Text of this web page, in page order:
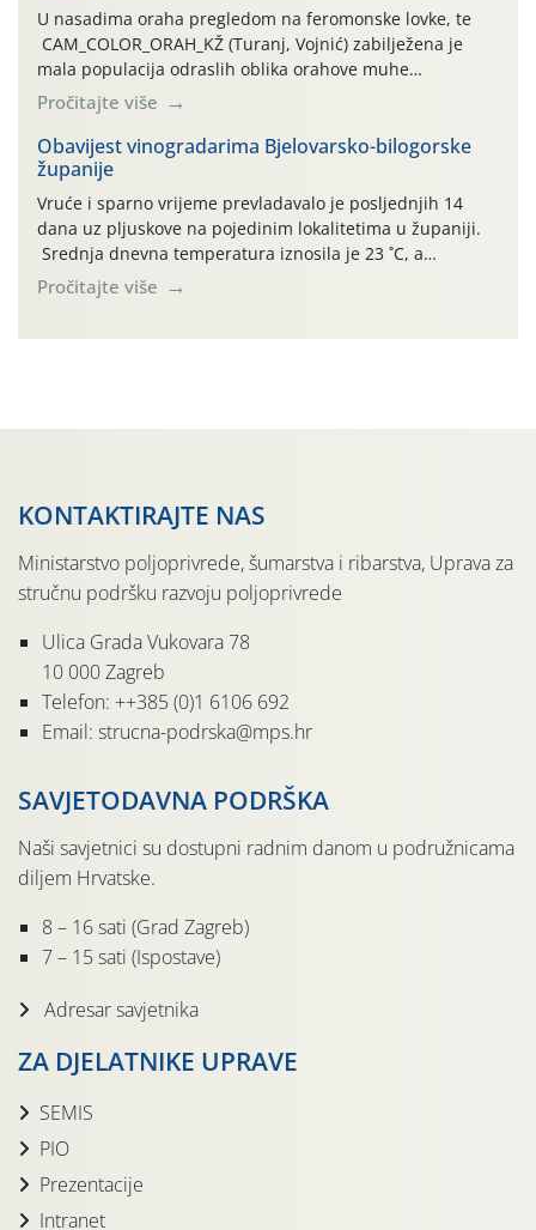
U nasadima oraha pregledom na feromonske lovke, te
CAM_COLOR_ORAH_KŽ (Turanj, Vojnić) zabilježena je
mala populacija odraslih oblika orahove muhe
(Rhagoletis completa). Niska brojnost može se objasniti
činjenicom da je riječ o mladim nasadima s vrlo malim
urodom, što je povezano i s manjim brojem prezimjelih
jedinki. U starijim nasadima, na žutim ljepljivim Rebell
pločama s […]
Pročitajte više
Obavijest vinogradarima Bjelovarsko-bilogorske
županije
Vruće i sparno vrijeme prevladavalo je posljednjih 14
dana uz pljuskove na pojedinim lokalitetima u županiji.
Srednja dnevna temperatura iznosila je 23 ˚C, a
maksimalne su posljednjih dana dosezale do 35 ˚C.
Simptome plamenjače vinove loze (Plasmoparas
Pročitajte više
KONTAKTIRAJTE NAS
Ministarstvo poljoprivrede, šumarstva i ribarstva, Uprava za
stručnu podršku razvoju poljoprivrede
Ulica Grada Vukovara 78
10 000 Zagreb
Telefon: ++385 (0)1 6106 692
Email: strucna-podrska@mps.hr
SAVJETODAVNA PODRŠKA
Naši savjetnici su dostupni radnim danom u podružnicama
diljem Hrvatske.
8 – 16 sati (Grad Zagreb)
7 – 15 sati (Ispostave)
Adresar savjetnika
ZA DJELATNIKE UPRAVE
SEMIS
PIO
Prezentacije
Intranet